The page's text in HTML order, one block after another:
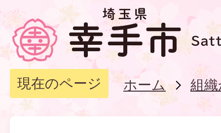
現在のページ ホーム 組